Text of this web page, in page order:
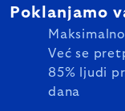
Poklanjamo
Već se
85% ljudi
dana